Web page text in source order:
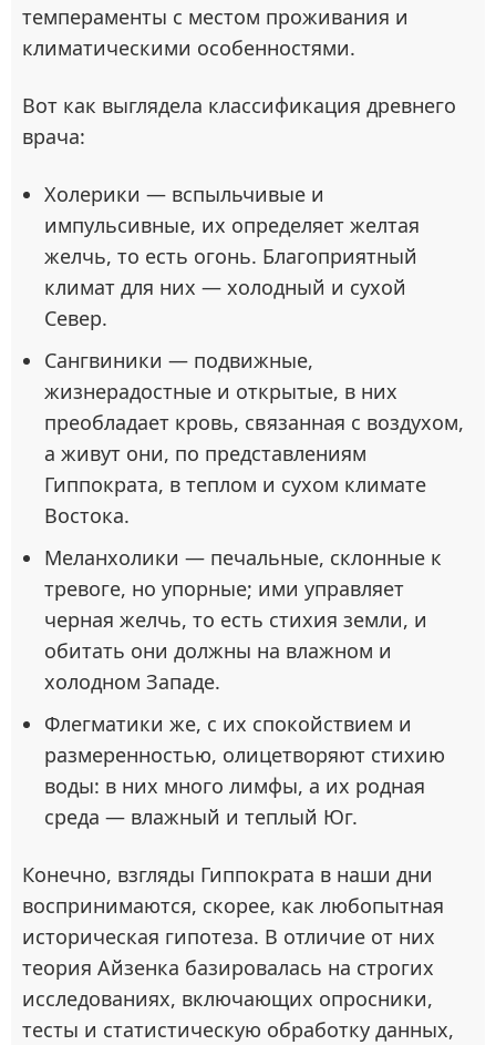
темпераменты с местом проживания и
климатическими особенностями.
Вот как выглядела классификация древнего
врача:
Холерики — вспыльчивые и
импульсивные, их определяет желтая
желчь, то есть огонь. Благоприятный
климат для них — холодный и сухой
Север.
Сангвиники — подвижные,
жизнерадостные и открытые, в них
преобладает кровь, связанная с воздухом,
а живут они, по представлениям
Гиппократа, в теплом и сухом климате
Востока.
Меланхолики — печальные, склонные к
тревоге, но упорные; ими управляет
черная желчь, то есть стихия земли, и
обитать они должны на влажном и
холодном Западе.
Флегматики же, с их спокойствием и
размеренностью, олицетворяют стихию
воды: в них много лимфы, а их родная
среда — влажный и теплый Юг.
Конечно, взгляды Гиппократа в наши дни
воспринимаются, скорее, как любопытная
историческая гипотеза. В отличие от них
теория Айзенка базировалась на строгих
исследованиях, включающих опросники,
тесты и статистическую обработку данных,